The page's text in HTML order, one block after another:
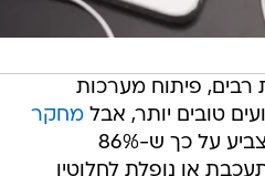
רבים, פיתוח מערכות
טובים יותר, אבלמחקר
מצביע על כך ש-86%
או נופלת לחלוטין